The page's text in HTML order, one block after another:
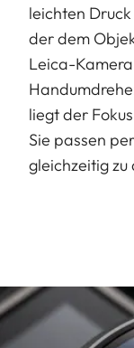
leichten
der dem
Leica-
liegt der
Sie passen
gleichzeitig